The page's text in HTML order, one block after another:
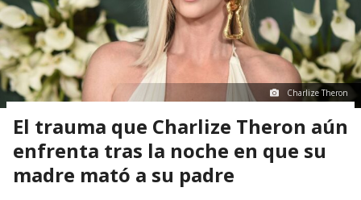
Charlize Theron
El trauma que Charlize Theron aún
enfrenta tras la noche en que su
madre mató a su padre